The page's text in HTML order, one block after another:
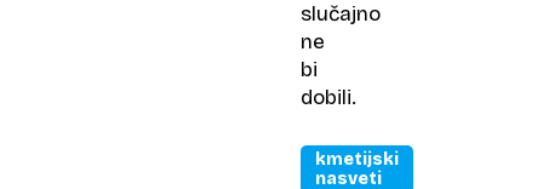
slučajno
ne
bi
dobili.
kmetijski
nasveti